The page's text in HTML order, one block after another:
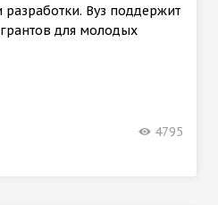
разработки. Вуз поддержит
для молодых
4795